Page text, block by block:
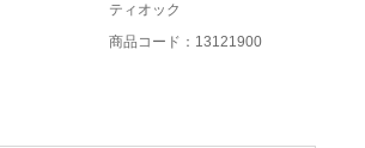
ティオック
商品コード：13121900